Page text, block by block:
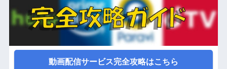
動画配信サービス完全攻略はこちら